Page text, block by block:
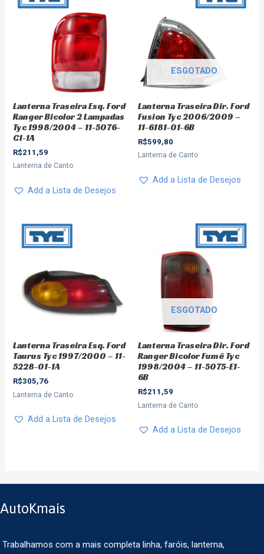
Lanterna Traseira Esq. Ford
Ranger Bicolor 2 Lampadas
Tyc 1998/2004 – 11-5076-
C1-1A
R$211,59
Lanterna de Canto
Add a Lista de Desejos
ESGOTADO
Lanterna Traseira Dir. Ford
Fusion Tyc 2006/2009 –
11-6181-01-6B
R$599,80
Lanterna de Canto
Add a Lista de Desejos
Lanterna Traseira Esq. Ford
Taurus Tyc 1997/2000 – 11-
5228-01-1A
R$305,76
Lanterna de Canto
Add a Lista de Desejos
ESGOTADO
Lanterna Traseira Dir. Ford
Ranger Bicolor Fumê Tyc
1998/2004 – 11-5075-E1-
6B
R$211,59
Lanterna de Canto
Add a Lista de Desejos
AutoKmais
Trabalhamos com a mais completa linha, faróis, lanterna,